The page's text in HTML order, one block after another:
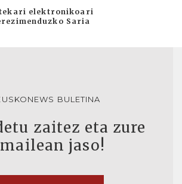
elektronikoari
Saria
BULETINA
zaitez eta zure
jaso!